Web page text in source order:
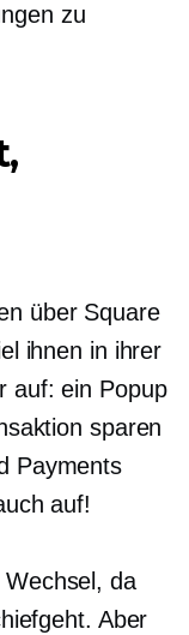
zu
über Square
ihnen in ihrer
auf: ein Popup
sparen
Payments
auf!
da
Aber